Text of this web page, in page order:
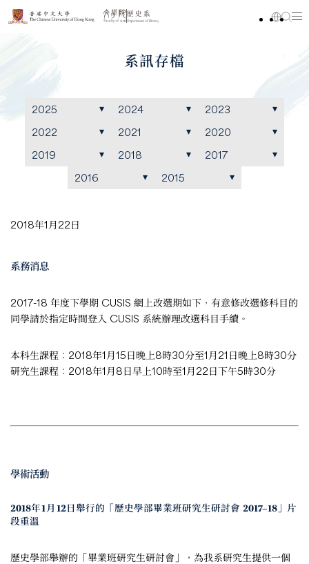
系訊存檔
2025 2024
2023
2022
2021
2020
2019
2018
2017
2016
2015
2018年1月22日
系務消息
2017-18 年度下學期 CUSIS 網上改選期如下，有意修改選修科目的
同學請於指定時間登入 CUSIS 系統辦理改選科目手續。
本科生課程：2018年1月15日晚上8時30分至1月21日晚上8時30分
研究生課程：2018年1月8日早上10時至1月22日下午5時30分
學術活動
2018年1月12日舉行的「歷史學部畢業班研究生研討會 2017–18」片
段重溫
歷史學部舉辦的「畢業班研究生研討會」，為我系研究生提供一個